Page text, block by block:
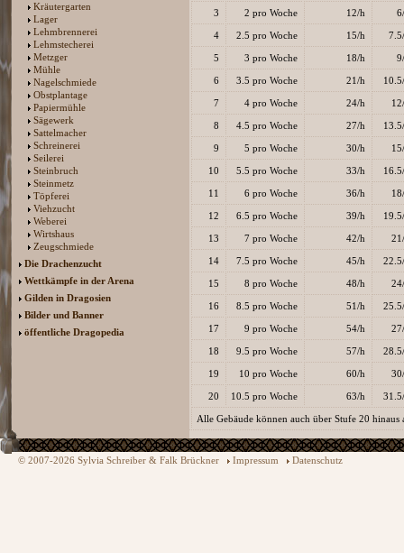
Kräutergarten
Lager
Lehmbrennerei
Lehmstecherei
Metzger
Mühle
Nagelschmiede
Obstplantage
Papiermühle
Sägewerk
Sattelmacher
Schreinerei
Seilerei
Steinbruch
Steinmetz
Töpferei
Viehzucht
Weberei
Wirtshaus
Zeugschmiede
Die Drachenzucht
Wettkämpfe in der Arena
Gilden in Dragosien
Bilder und Banner
öffentliche Dragopedia
3 2 pro Woche 12/h
4 2.5 pro Woche 15/h
5 3 pro Woche 18/h
6 3.5 pro Woche 21/h
7 4 pro Woche 24/h
8 4.5 pro Woche 27/h
9 5 pro Woche 30/h
10 5.5 pro Woche 33/h
11 6 pro Woche 36/h
12 6.5 pro Woche 39/h
13 7 pro Woche 42/h
14 7.5 pro Woche 45/h
15 8 pro Woche 48/h
16 8.5 pro Woche 51/h
17 9 pro Woche 54/h
18 9.5 pro Woche 57/h
19 10 pro Woche 60/h
20 10.5 pro Woche 63/h
Alle Gebäude können auch über Stufe 20
© 2007-2026 Sylvia Schreiber & Falk Brückner Impressum Datenschutz